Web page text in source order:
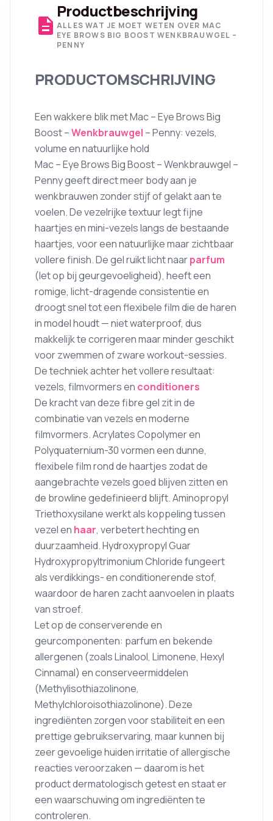
description
Productbeschrijving
ALLES WAT JE MOET WETEN OVER MAC
EYE BROWS BIG BOOST WENKBRAUWGEL –
PENNY
PRODUCTOMSCHRIJVING
Een wakkere blik met Mac – Eye Brows Big
Boost –Wenkbrauwgel – Penny: vezels,
volume en natuurlijke hold
Mac – Eye Brows Big Boost – Wenkbrauwgel –
Penny geeft direct meer body aan je
wenkbrauwen zonder stijf of gelakt aan te
voelen. De vezelrijke textuur legt fijne
haartjes en mini-vezels langs de bestaande
haartjes, voor een natuurlijke maar zichtbaar
vollere finish. De gel ruikt licht naarparfum
(let op bij geurgevoeligheid), heeft een
romige, licht-dragende consistentie en
droogt snel tot een flexibele film die de haren
in model houdt — niet waterproof, dus
makkelijk te corrigeren maar minder geschikt
voor zwemmen of zware workout-sessies.
De techniek achter het vollere resultaat:
vezels, filmvormers en conditioners
De kracht van deze fibre gel zit in de
combinatie van vezels en moderne
filmvormers. Acrylates Copolymer en
Polyquaternium-30 vormen een dunne,
flexibele film rond de haartjes zodat de
aangebrachte vezels goed blijven zitten en
de browline gedefinieerd blijft. Aminopropyl
Triethoxysilane werkt als koppeling tussen
vezel en haar, verbetert hechting en
duurzaamheid. Hydroxypropyl Guar
Hydroxypropyltrimonium Chloride fungeert
als verdikkings- en conditionerende stof,
waardoor de haren zacht aanvoelen in plaats
van stroef.
Let op de conserverende en
geurcomponenten: parfum en bekende
allergenen (zoals Linalool, Limonene, Hexyl
Cinnamal) en conserveermiddelen
(Methylisothiazolinone,
Methylchloroisothiazolinone). Deze
ingrediënten zorgen voor stabiliteit en een
prettige gebruikservaring, maar kunnen bij
zeer gevoelige huiden irritatie of allergische
reacties veroorzaken — daarom is het
product dermatologisch getest en staat er
een waarschuwing om ingrediënten te
controleren.